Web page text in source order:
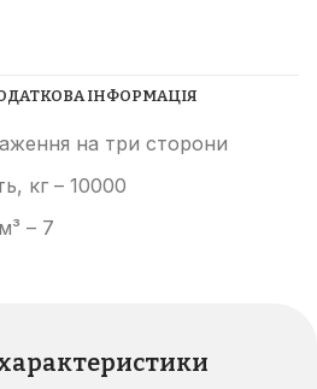
ІНФОРМАЦІЯ
на три сторони
кг – 10000
– 7
характеристики